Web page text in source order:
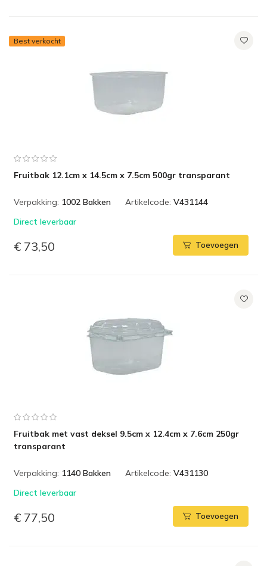
Best verkocht
Fruitbak 12.1cm x 14.5cm x 7.5cm 500gr transparant
Verpakking: 1002 Bakken Artikelcode: V431144
Direct leverbaar
€ 73,50 Toevoegen
Fruitbak met vast deksel 9.5cm x 12.4cm x 7.6cm 250gr
transparant
Verpakking: 1140 Bakken Artikelcode: V431130
Direct leverbaar
€ 77,50 Toevoegen